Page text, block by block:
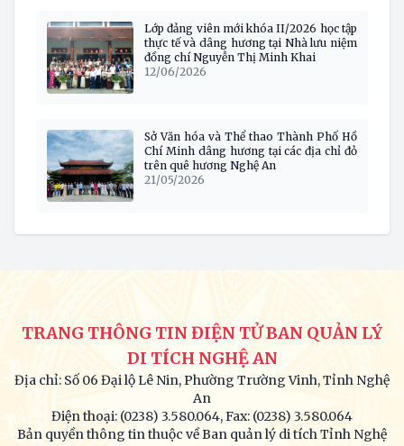
Lớp đảng viên mới khóa II/2026 học tập
thực tế và dâng hương tại Nhà lưu niệm
đồng chí Nguyễn Thị Minh Khai
12/06/2026
Sở Văn hóa và Thể thao Thành Phố Hồ
Chí Minh dâng hương tại các địa chỉ đỏ
trên quê hương Nghệ An
21/05/2026
TRANG THÔNG TIN ĐIỆN TỬ BAN QUẢN LÝ
DI TÍCH NGHỆ AN
Địa chỉ: Số 06 Đại lộ Lê Nin, Phường Trường Vinh, Tỉnh Nghệ
An
Điện thoại: (0238) 3.580.064, Fax: (0238) 3.580.064
Bản quyền thông tin thuộc về Ban quản lý di tích Tỉnh Nghệ